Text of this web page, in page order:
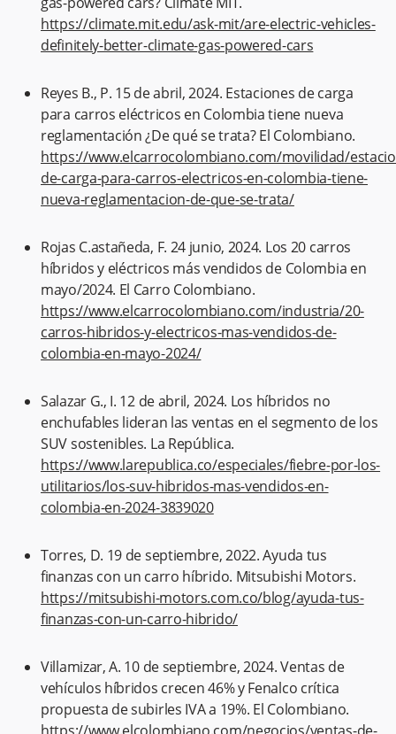
https://climate.mit.edu/ask-mit/are-electric-vehicles-
definitely-better-climate-gas-powered-cars
Reyes B., P. 15 de abril, 2024. Estaciones de carga
para carros eléctricos en Colombia tiene nueva
reglamentación ¿De qué se trata? El Colombiano.
https://www.elcarrocolombiano.com/movilidad/
de-carga-para-carros-electricos-en-colombia-tiene-
nueva-reglamentacion-de-que-se-trata/
Rojas C.astañeda, F. 24 junio, 2024. Los 20 carros
híbridos y eléctricos más vendidos de Colombia en
mayo/2024. El Carro Colombiano.
https://www.elcarrocolombiano.com/industria/20-
carros-hibridos-y-electricos-mas-vendidos-de-
colombia-en-mayo-2024/
Salazar G., I. 12 de abril, 2024. Los híbridos no
enchufables lideran las ventas en el segmento de los
SUV sostenibles. La República.
https://www.larepublica.co/especiales/fiebre-por-los-
utilitarios/los-suv-hibridos-mas-vendidos-en-
colombia-en-2024-3839020
Torres, D. 19 de septiembre, 2022. Ayuda tus
finanzas con un carro híbrido. Mitsubishi Motors.
https://mitsubishi-motors.com.co/blog/ayuda-tus-
finanzas-con-un-carro-hibrido/
Villamizar, A. 10 de septiembre, 2024. Ventas de
vehículos híbridos crecen 46% y Fenalco crítica
propuesta de subirles IVA a 19%. El Colombiano.